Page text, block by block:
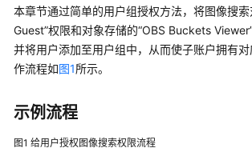
产
品
介
什
么
本章节通过简单的用户组授权方法，将图像搜
Guest”权限和对象存储的“OBS Buckets
并将用户添加至用户组中，从而使子账户拥有
作流程如图1所示。
示例流程
图1 给用户授权图像搜索权限流程